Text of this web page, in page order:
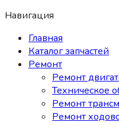
Навигация
Главная
Каталог запчастей
Ремонт
Ремонт
Техническое
Ремонт
Ремонт